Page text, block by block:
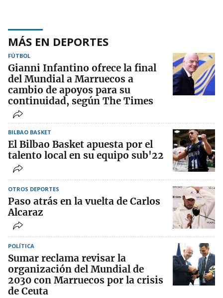
MÁS EN DEPORTES
FÚTBOL
Gianni Infantino ofrece la final
del Mundial a Marruecos a
cambio de apoyos para su
continuidad, según The Times
BILBAO BASKET
El Bilbao Basket apuesta por el
talento local en su equipo sub'22
OTROS DEPORTES
Paso atrás en la vuelta de Carlos
Alcaraz
POLÍTICA
Sumar reclama revisar la
organización del Mundial de
2030 con Marruecos por la crisis
de Ceuta